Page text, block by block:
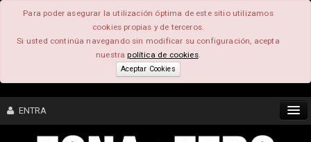
Para poder asegurar la utilización óptima de este sitio utilizamos
cookies propias y de terceros.
Si usted continúa navegando sin modificar su configuración, acepta
nuestrapolítica de cookies.
Aceptar Cookies
ENTRA